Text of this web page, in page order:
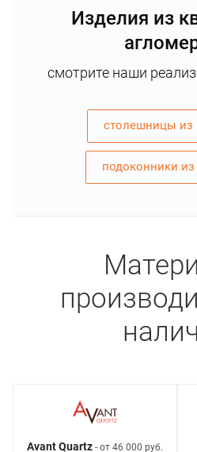
Изделия из
смотрите наши
столешницы из
подоконники из
Avant Quartz - от 46 000 руб.